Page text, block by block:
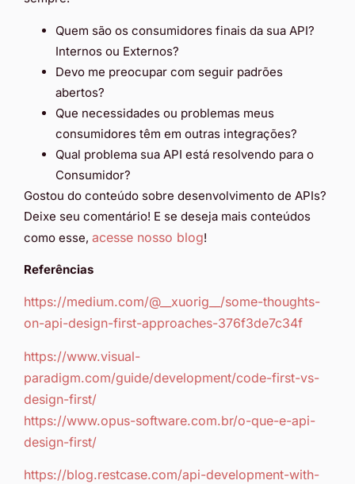
Quem são os consumidores finais da sua API?
Internos ou Externos?
Devo me preocupar com seguir padrões
abertos?
Que necessidades ou problemas meus
consumidores têm em outras integrações?
Qual problema sua API está resolvendo para o
Consumidor?
Gostou do conteúdo sobre desenvolvimento de APIs?
Deixe seu comentário! E se deseja mais conteúdos
como esse, acesse nosso blog!
Referências
https://medium.com/@__xuorig__/some-thoughts-
on-api-design-first-approaches-376f3de7c34f
https://www.visual-
paradigm.com/guide/development/code-first-vs-
design-first/
https://www.opus-software.com.br/o-que-e-api-
design-first/
https://blog.restcase.com/api-development-with-